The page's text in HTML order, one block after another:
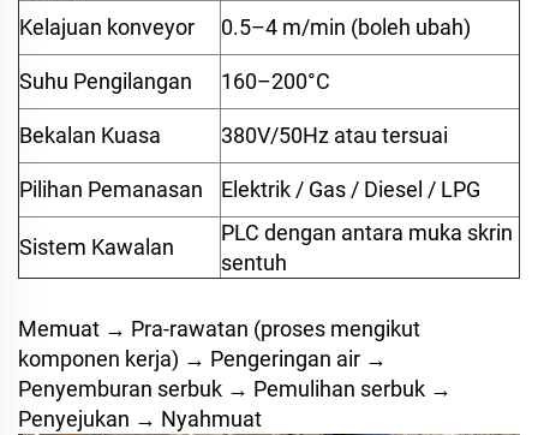
Kelajuan konveyor 0.5–4 m/min (boleh ubah)
Suhu Pengilangan 160–200°C
Bekalan Kuasa 380V/50Hz atau tersuai
Pilihan Pemanasan Elektrik / Gas / Diesel / LPG
Sistem Kawalan
PLC dengan antara muka skrin
sentuh
Memuat → Pra-rawatan (proses mengikut
komponen kerja) → Pengeringan air →
Penyemburan serbuk → Pemulihan serbuk →
Penyejukan → Nyahmuat